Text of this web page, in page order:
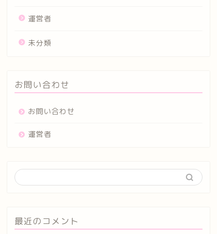
運営者
未分類
お問い合わせ
お問い合わせ
運営者
最近のコメント